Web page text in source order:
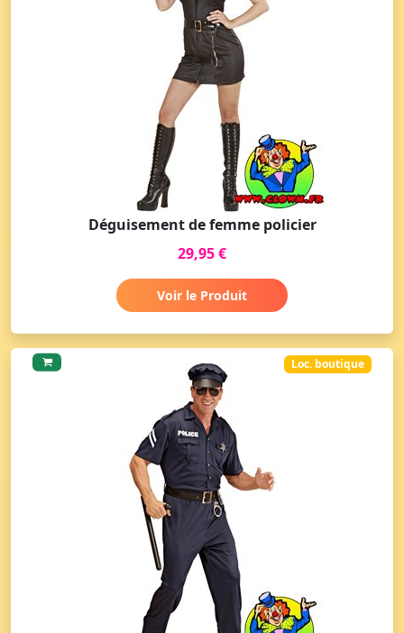
Déguisement de femme policier
29,95 €
Voir le Produit
Loc. boutique